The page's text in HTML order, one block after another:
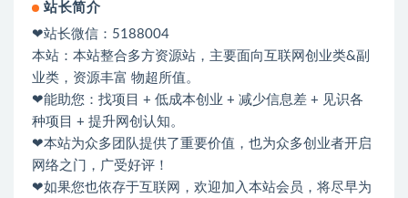
站长简介
❤站长微信：5188004
本站：本站整合多方资源站，主要面向互联网创业类&副
业类，资源丰富 物超所值。
❤能助您：找项目 + 低成本创业 + 减少信息差 + 见识各
种项目 + 提升网创认知。
❤本站为众多团队提供了重要价值，也为众多创业者开启
网络之门，广受好评！
❤如果您也依存于互联网，欢迎加入本站会员，将尽早为